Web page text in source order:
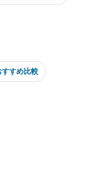
すめ比較